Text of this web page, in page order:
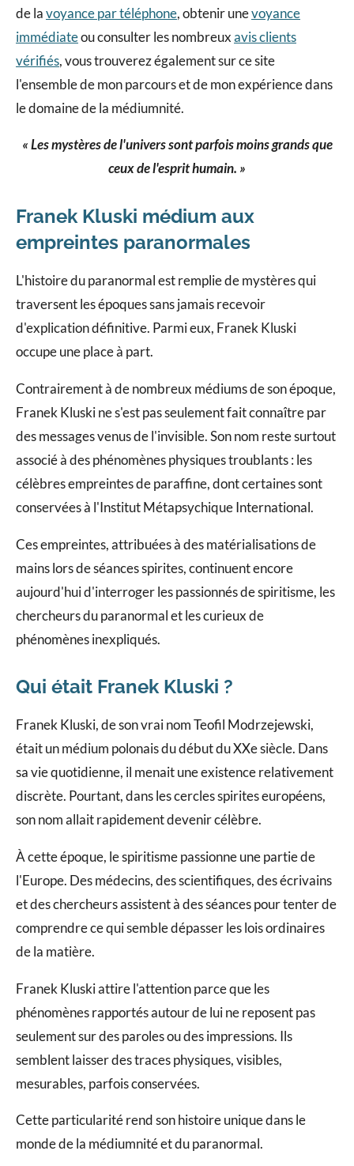
de la voyance par téléphone, obtenir unevoyance
immédiateou consulter les nombreux avis clients
vérifiés, vous trouverez également sur ce site
l'ensemble de mon parcours et de mon expérience dans
le domaine de la médiumnité.
« Les mystères de l'univers sont parfois moins grands que
ceux de l'esprit humain. »
Franek Kluski médium aux
empreintes paranormales
L'histoire du paranormal est remplie de mystères qui
traversent les époques sans jamais recevoir
d'explication définitive. Parmi eux, Franek Kluski
occupe une place à part.
Contrairement à de nombreux médiums de son époque,
Franek Kluski ne s'est pas seulement fait connaître par
des messages venus de l'invisible. Son nom reste surtout
associé à des phénomènes physiques troublants : les
célèbres empreintes de paraffine, dont certaines sont
conservées à l'Institut Métapsychique International.
Ces empreintes, attribuées à des matérialisations de
mains lors de séances spirites, continuent encore
aujourd'hui d'interroger les passionnés de spiritisme, les
chercheurs du paranormal et les curieux de
phénomènes inexpliqués.
Qui était Franek Kluski ?
Franek Kluski, de son vrai nom Teofil Modrzejewski,
était un médium polonais du début du XXe siècle. Dans
sa vie quotidienne, il menait une existence relativement
discrète. Pourtant, dans les cercles spirites européens,
son nom allait rapidement devenir célèbre.
À cette époque, le spiritisme passionne une partie de
l'Europe. Des médecins, des scientifiques, des écrivains
et des chercheurs assistent à des séances pour tenter de
comprendre ce qui semble dépasser les lois ordinaires
de la matière.
Franek Kluski attire l'attention parce que les
phénomènes rapportés autour de lui ne reposent pas
seulement sur des paroles ou des impressions. Ils
semblent laisser des traces physiques, visibles,
mesurables, parfois conservées.
Cette particularité rend son histoire unique dans le
monde de la médiumnité et du paranormal.